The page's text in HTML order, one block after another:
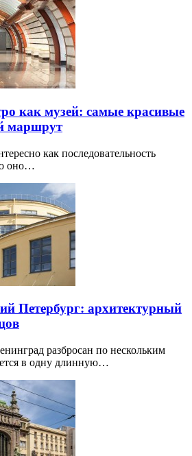
как музей: самые красивые
маршрут
как последовательность
оно…
Петербург: архитектурный
разбросан по нескольким
в одну длинную…